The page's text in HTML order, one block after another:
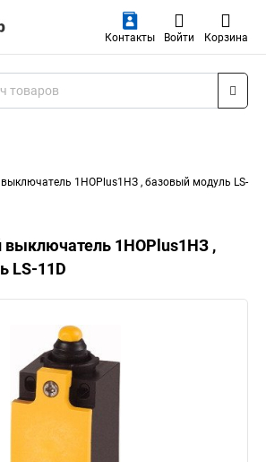
Контакты Войти Корзина
1НОPlus1НЗ , базовый модуль LS-
выключатель 1НОPlus1НЗ ,
LS-11D